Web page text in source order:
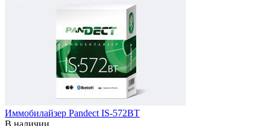
Иммобилайзер Pandect IS-572BT
В наличии